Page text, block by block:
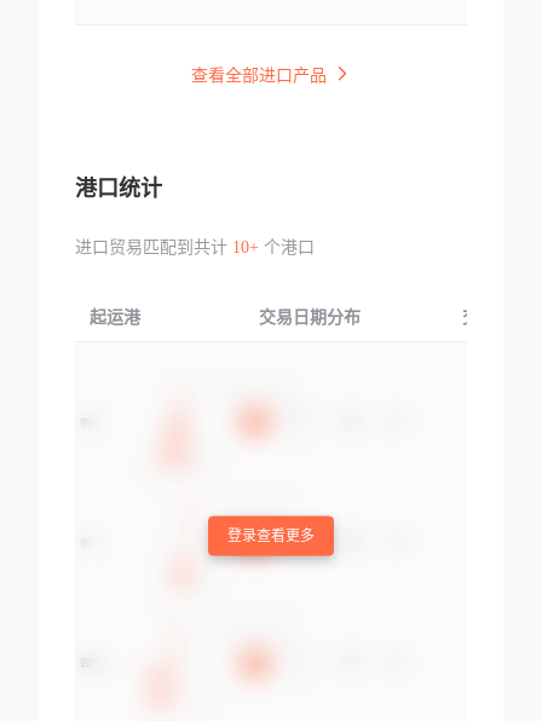
查看全部进口产品
港口统计
进口贸易匹配到共计 10+个港口
起运港 交易日期分布 交易产品
登录查看更多